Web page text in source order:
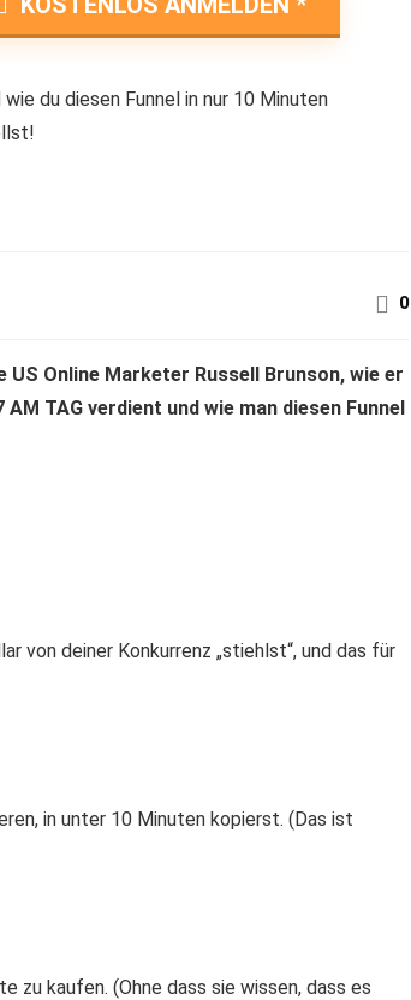
wie du diesen Funnel in nur 10 Minuten
0
US Online Marketer Russell Brunson, wie er
TAG verdient und wie man diesen Funnel
von deiner Konkurrenz „stiehlst“, und das für
in unter 10 Minuten kopierst. (Das ist
zu kaufen. (Ohne dass sie wissen, dass es